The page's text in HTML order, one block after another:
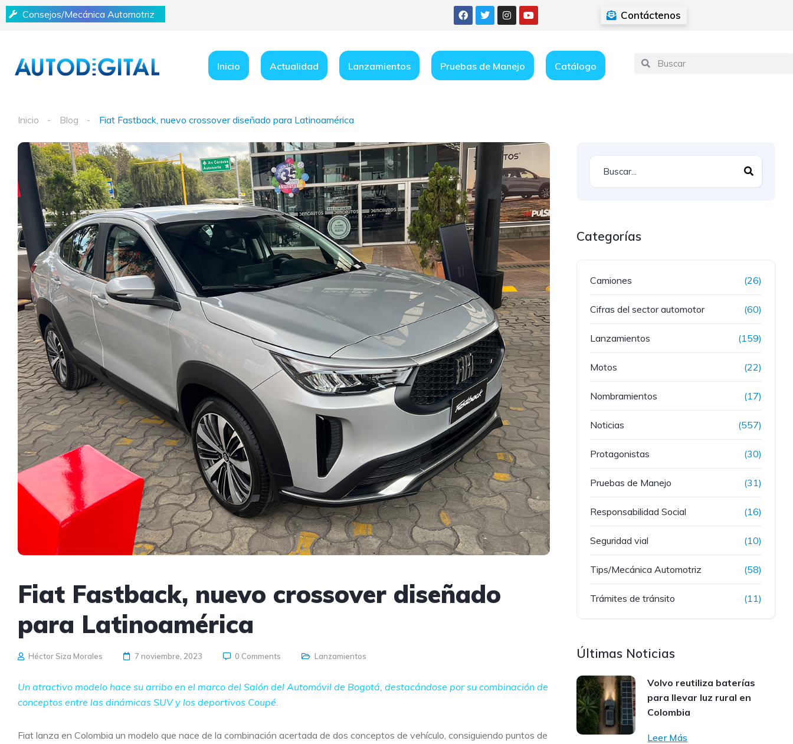
Consejos/Mecánica Automotriz Contáctenos
Inicio Actualidad Lanzamientos Pruebas de Manejo Catálogo
Inicio Blog Fiat Fastback, nuevo crossover diseñado para Latinoamérica
Fiat Fastback, nuevo crossover diseñado
para Latinoamérica
Héctor Siza Morales 7 noviembre, 2023 0 Comments Lanzamientos
Un atractivo modelo hace su arribo en el marco del Salón del Automóvil de Bogotá, destacándose por su combinación de
conceptos entre las dinámicas SUV y los deportivos Coupé.
Fiat lanza en Colombia un modelo que nace de la combinación acertada de dos conceptos de vehículo, consiguiendo puntos de
Categorías
Camiones (26)
Cifras del sector automotor (60)
Lanzamientos (159)
Motos (22)
Nombramientos (17)
Noticias (557)
Protagonistas (30)
Pruebas de Manejo (31)
Responsabilidad Social (16)
Seguridad vial (10)
Tips/Mecánica Automotriz (58)
Trámites de tránsito (11)
Últimas Noticias
Volvo reutiliza baterías
para llevar luz rural en
Colombia
Leer Más